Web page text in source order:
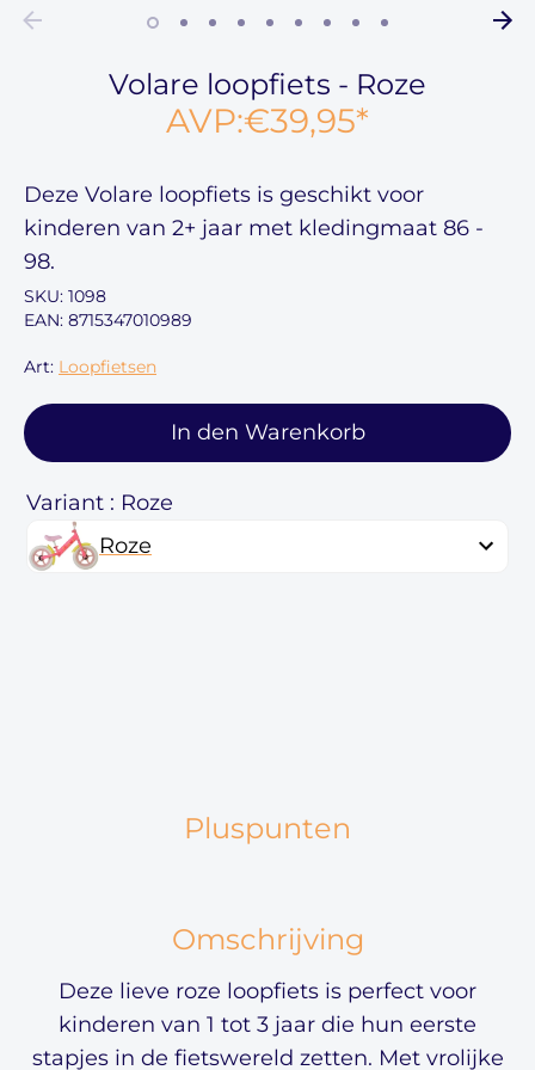
Volare loopfiets - Roze
AVP:€39,95*
Deze Volare loopfiets is geschikt voor
kinderen van 2+ jaar met kledingmaat 86 -
98.
SKU: 1098
EAN: 8715347010989
Art: Loopfietsen
In den Warenkorb
Variant : Roze
Roze
Pluspunten
Omschrijving
Deze lieve roze loopfiets is perfect voor
kinderen van 1 tot 3 jaar die hun eerste
stapjes in de fietswereld zetten. Met vrolijke